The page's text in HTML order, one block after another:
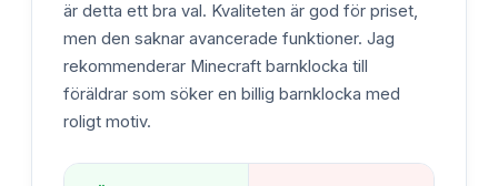
är detta ett bra val. Kvaliteten är god för priset,
men den saknar avancerade funktioner. Jag
rekommenderar Minecraft barnklocka till
föräldrar som söker en billig barnklocka med
roligt motiv.